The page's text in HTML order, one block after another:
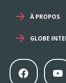
À PROPOS
GLOBE